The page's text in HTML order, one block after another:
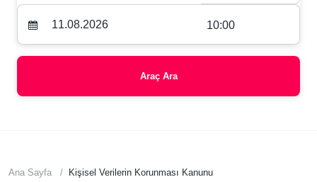
10:00
Araç Ara
Ana Sayfa Kişisel Verilerin Korunması Kanunu